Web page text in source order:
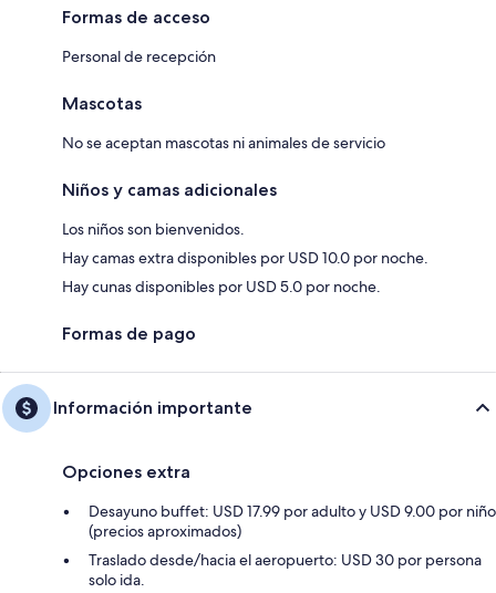
Formas de acceso
Personal de recepción
Mascotas
No se aceptan mascotas ni animales de servicio
Niños y camas adicionales
Los niños son bienvenidos.
Hay camas extra disponibles por USD 10.0 por noche.
Hay cunas disponibles por USD 5.0 por noche.
Formas de pago
Información importante
Opciones extra
Desayuno buffet: USD 17.99 por adulto y USD 9.00 por niño
(precios aproximados)
Traslado desde/hacia el aeropuerto: USD 30 por persona
solo ida.